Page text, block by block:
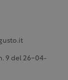
9 del 26-04-